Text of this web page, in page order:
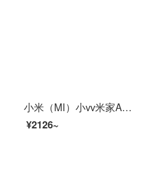
小米（MI）小vv米家APPビディオカーメンテリングアロン360°云台スピンビオラ家庭用赤外線夜間テレビワイヤラインテーネット停電防止カーメーラ2 K【外付け停電継続版】米家xiaovア雲台+16 G
¥2126~